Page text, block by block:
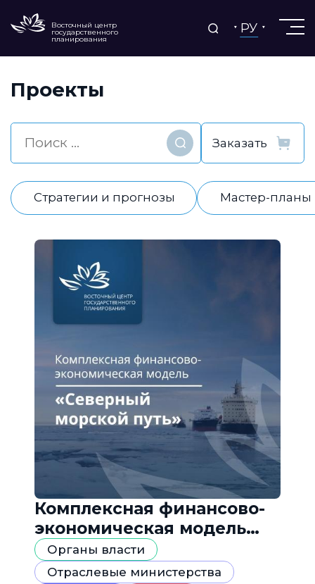
Восточный центр
государственного
планирования
РУ
Проекты
Найти
Стратегии и прогнозы Мастер-планы
Комплексная финансово-
экономическая модель
«Северный морской путь»
Органы власти
Отраслевые министерства